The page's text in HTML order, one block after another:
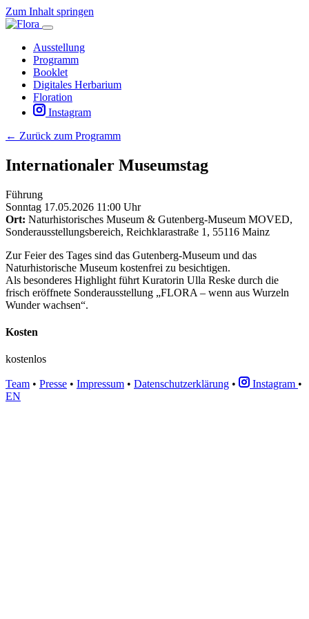
Zum Inhalt springen
Ausstellung
Programm
Booklet
Digitales Herbarium
Floration
Instagram
← Zurück zum Programm
Internationaler Museumstag
Führung
Sonntag 17.05.2026 11:00 Uhr
Ort: Naturhistorisches Museum & Gutenberg-Museum MOVED,
Sonderausstellungsbereich, Reichklarastraße 1, 55116 Mainz
Zur Feier des Tages sind das Gutenberg-Museum und das
Naturhistorische Museum kostenfrei zu besichtigen.
Als besonderes Highlight führt Kuratorin Ulla Reske durch die
frisch eröffnete Sonderausstellung „FLORA – wenn aus Wurzeln
Wunder wachsen“.
Kosten
kostenlos
Team • Presse • Impressum • Datenschutzerklärung • Instagram •
EN